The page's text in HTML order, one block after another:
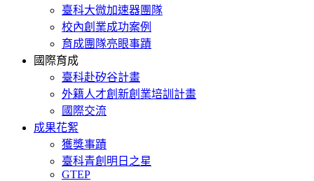
臺科大微加速器團隊
校內創業成功案例
育成團隊亮眼事蹟
國際育成
臺科赴矽谷計畫
外籍人才創新創業培訓計畫
國際交流
成果花絮
獲獎事蹟
臺科青創明日之星
GTEP